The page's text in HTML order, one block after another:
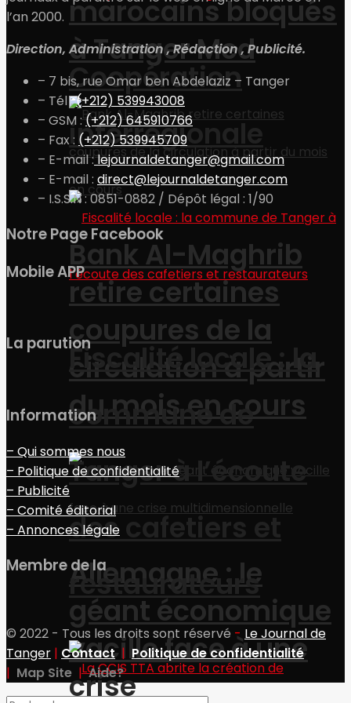
marocains bloqués
à Tanger Med
Bank Al-Maghrib
retire certaines
coupures de la
circulation à partir
du mois en cours
Allemagne : le
géant économique
vacille face à une
crise
Coopération
interrégionale
Fiscalité locale : la
commune de
Tanger à l’écoute
des cafetiers et
restaurateurs
l’an 2000.
Direction, Administration , Rédaction , Publicité.
– 7 bis, rue Omar ben Abdelaziz – Tanger
– Tél :(+212) 539943008
– GSM :(+212) 645910766
– Fax : (+212) 539945709
– E-mail :lejournaldetanger@gmail.com
– E-mail : direct@lejournaldetanger.com
– I.S.S.N : 0851-0882 / Dépôt légal : 1/90
Notre Page Facebook
Mobile APP
La parution
Information
– Qui sommes nous
– Politique de confidentialité
– Publicité
– Comité éditorial
– Annonces légale
Membre de la
© 2022 - Tous les droits sont réservé - Le Journal de
Tanger | Contact | Politique de confidentialité
| Map Site |Aide?